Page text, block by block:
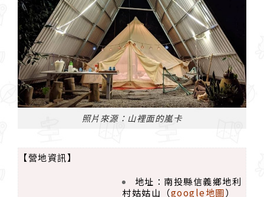
照片來源：山裡面的嵐卡
【營地資訊】
地址：南投縣信義鄉地利
村姑姑山（google地圖）